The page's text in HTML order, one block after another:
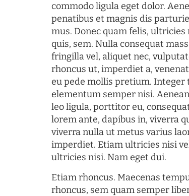
commodo ligula eget dolor.
penatibus et magnis dis
mus. Donec quam felis,
quis, sem. Nulla consequat
fringilla vel, aliquet nec,
rhoncus ut, imperdiet a,
eu pede mollis pretium. Integer
elementum semper nisi.
leo ligula, porttitor eu,
lorem ante, dapibus in, viverra
viverra nulla ut metus varius
imperdiet. Etiam ultricies nisi
ultricies nisi. Nam eget dui.
Etiam rhoncus. Maecenas
rhoncus, sem quam semper